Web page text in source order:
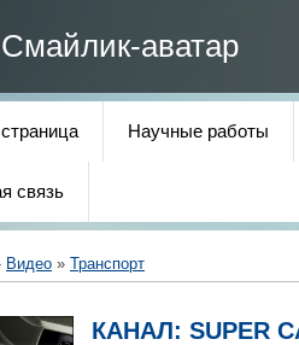
Смайлик-аватар
Научные работы
связь
Видео » Транспорт
КАНАЛ: SUPER